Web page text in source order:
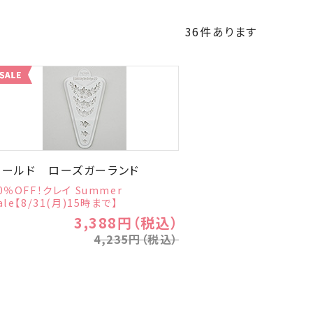
36件あります
ルド ローズガーランド
OFF！クレイ Summer
【8/31(月)15時まで】
3,388円（税込）
4,235円（税込）